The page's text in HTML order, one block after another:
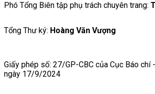
Phó Tổng Biên tập phụ trách chuyên trang:
Tổng Thư ký: Hoàng Văn Vượng
Giấy phép số: 27/GP-CBC của Cục Báo chí
ngày 17/9/2024